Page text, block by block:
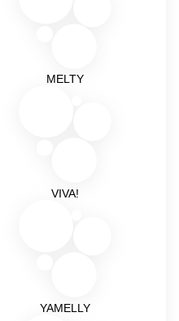
MELTY
VIVA!
YAMELLY